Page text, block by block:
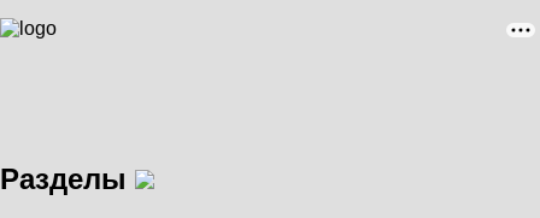
Разделы